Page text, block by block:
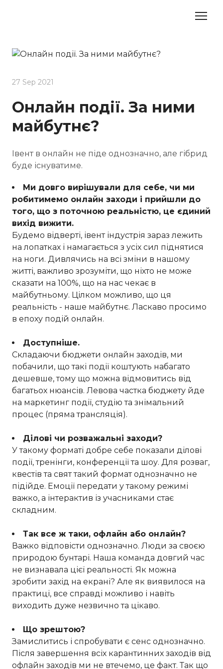
27 Sep 2021
Онлайн події. За ними
майбутнє?
Івент в онлайн не піде однозначно, але гібрид
буде існуватиме.
Ми довго вирішували для себе, чи ми
робитимемо онлайн заходи і прийшли до
того, що з поточною реальністю, це єдиний
вихід вижити.
Будемо відверті, івент індустрія зараз лежить
на лопатках і намагається з усіх сил піднятися
на ноги. Дивлячись на всі зміни в нашому
житті, важливо зрозуміти, що ніхто не може
сказати на 100%, що на нас чекає в
майбутньому. Цілком можливо, що ця
реальність - наше майбутнє. Ласкаво просимо
в епоху подій онлайн.
Доступніше.
Складаючи бюджети онлайн заходів, ми
побачили, що такі події коштують набагато
дешевше, тому що можна відмовитись від
багатьох нюансів. Левова частка бюджету йде
на маркетинг події, студію та знімальний
процес (пряма трансляція).
Ділові чи розважальні заходи?
У такому форматі добре себе показали ділові
події, тренінги, конференції та шоу. Для розваг,
квестів та свят такий формат однозначно не
підійде. Емоції передати у такому режимі
важко, а інтерактив із учасниками стає
складним.
Так все ж таки, офлайн або онлайн?
Важко відповісти однозначно. Люди за своєю
природою бунтарі. Наша команда довгий час
не визнавала цієї реальності. Як можна
зробити захід на екрані? Але як виявилося на
практиці, все справді можливо і навіть
виходить дуже незвично та цікаво.
Що зрештою?
Замислитись і спробувати є сенс однозначно.
Після завершення всіх карантинних заходів від
офлайн заходів ми не втечемо, це факт. Так що